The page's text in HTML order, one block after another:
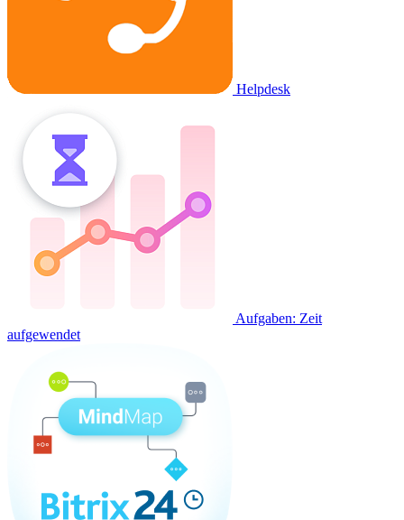
Helpdesk
Aufgaben: Zeit
aufgewendet